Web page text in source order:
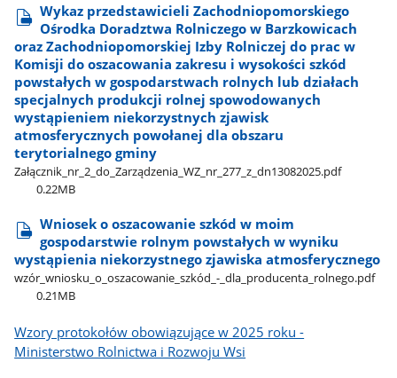
Wykaz przedstawicieli Zachodniopomorskiego
Ośrodka Doradztwa Rolniczego w Barzkowicach
oraz Zachodniopomorskiej Izby Rolniczej do prac w
Komisji do oszacowania zakresu i wysokości szkód
powstałych w gospodarstwach rolnych lub działach
specjalnych produkcji rolnej spowodowanych
wystąpieniem niekorzystnych zjawisk
atmosferycznych powołanej dla obszaru
terytorialnego gminy
Załącznik​_nr​_2​_do​_Zarządzenia​_WZ​_nr​_277​_z​_dn13082025.pdf
0.22MB
Wniosek o oszacowanie szkód w moim
gospodarstwie rolnym powstałych w wyniku
wystąpienia niekorzystnego zjawiska atmosferycznego
wzór​_wniosku​_o​_oszacowanie​_szkód​_-​_dla​_producenta​_rolnego.pdf
0.21MB
Wzory protokołów obowiązujące w 2025 roku -
Ministerstwo Rolnictwa i Rozwoju Wsi